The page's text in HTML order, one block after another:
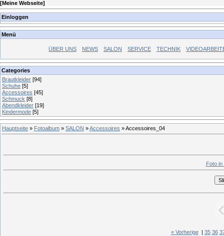
[Meine Webseite]
Einloggen
Menü
ÜBER UNS NEWS SALON SERVICE TECHNIK
Categories
Brautkleider [94]
Schuhe [5]
Accessoires [45]
Schmuck [8]
Abendkleider [19]
Kindermode [5]
Hauptseite » Fotoalbum » SALON »Accessoires » Accessoires_04
Foto
« Vorherige| 35 36